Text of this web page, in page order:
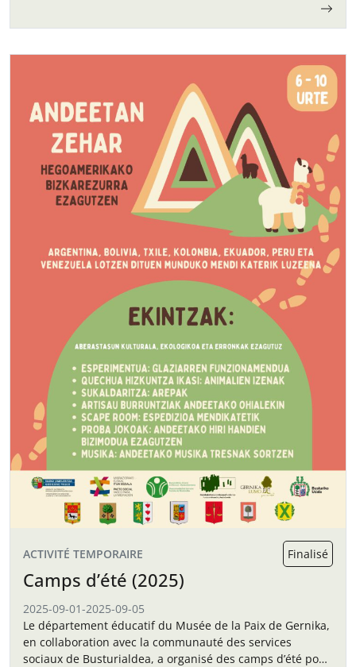
ACTIVITÉ TEMPORAIRE Finalisé
Camps d’été (2025)
2025-09-01-2025-09-05
Le département éducatif du Musée de la Paix de Gernika,
en collaboration avec la communauté des services
sociaux de Busturialdea, a organisé des camps d’été pour